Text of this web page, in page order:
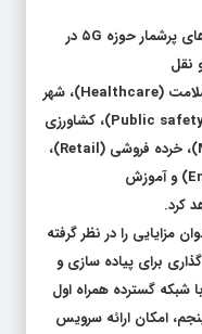
این رویداد با رویکرد بهره گیری از ظرفیت های پر‌شمار حوزه ۵G در
نقل
(Transportation)، انرژی (Energy)، سلامت (Healthcare)، شهر
هوشمند (Smart city)، امنیت عمومی (Public safety)، کشاورزی
(Agriculture)، تولید (Manufacturing)، خرده فروشی (Retail)،
معدن (Mines)، سرگرمی (Entertainment) و آموزش
مزایایی را در نظر گرفته
برای پیاده سازی و
شبکه گسترده همراه اول
امکان ارائه سرویس